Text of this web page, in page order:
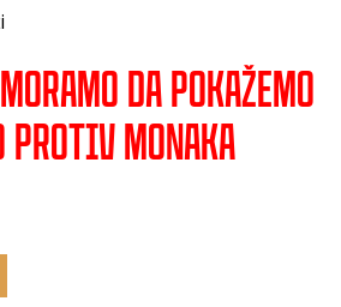
da pokažemo
Monaka